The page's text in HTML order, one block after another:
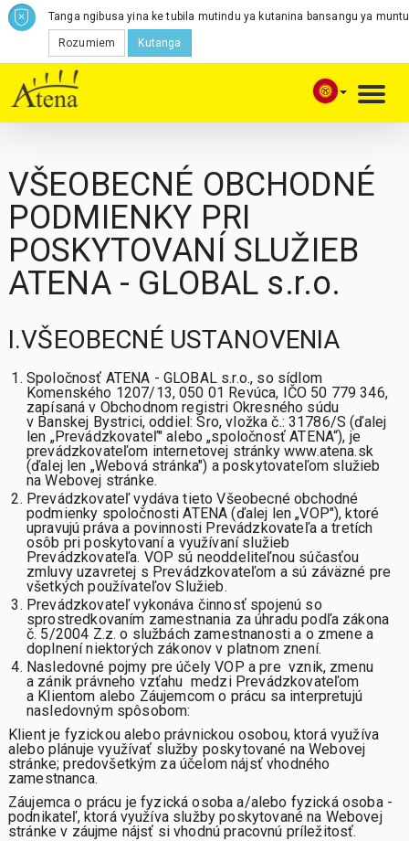
Tanga ngibusa yina ke tubila mutindu ya kutanina bansangu ya
Rozumiem Kutanga
VŠEOBECNÉ OBCHODNÉ
PODMIENKY PRI
POSKYTOVANÍ SLUŽIEB
ATENA - GLOBAL s.r.o.
I.VŠEOBECNÉ USTANOVENIA
Spoločnosť ATENA - GLOBAL s.r.o., so sídlom
Komenského 1207/13, 050 01 Revúca, IČO 50 779 346,
zapísaná v Obchodnom registri Okresného súdu
v Banskej Bystrici, oddiel: Sro, vložka č.: 31786/S (ďalej
len „Prevádzkovateľ" alebo „spoločnosť ATENA“), je
prevádzkovateľom internetovej stránky www.atena.sk
(ďalej len „Webová stránka") a poskytovateľom služieb
na Webovej stránke.
Prevádzkovateľ vydáva tieto Všeobecné obchodné
podmienky spoločnosti ATENA (ďalej len „VOP"), ktoré
upravujú práva a povinnosti Prevádzkovateľa a tretích
osôb pri poskytovaní a využívaní služieb
Prevádzkovateľa. VOP sú neoddeliteľnou súčasťou
zmluvy uzavretej s Prevádzkovateľom a sú záväzné pre
všetkých používateľov Služieb.
Prevádzkovateľ vykonáva činnosť spojenú so
sprostredkovaním zamestnania za úhradu podľa zákona
č. 5/2004 Z.z. o službách zamestnanosti a o zmene a
doplnení niektorých zákonov v platnom znení.
Nasledovné pojmy pre účely VOP a pre vznik, zmenu
a zánik právneho vzťahu medzi Prevádzkovateľom
a Klientom alebo Záujemcom o prácu sa interpretujú
nasledovným spôsobom:
Klientje fyzickou alebo právnickou osobou, ktorá využíva
alebo plánuje využívať služby poskytované na Webovej
stránke; predovšetkým za účelom nájsť vhodného
zamestnanca.
Záujemca o prácu je fyzická osoba a/alebo fyzická osoba -
podnikateľ, ktorá využíva služby poskytované na Webovej
stránke v záujme nájsť si vhodnú pracovnú príležitosť.